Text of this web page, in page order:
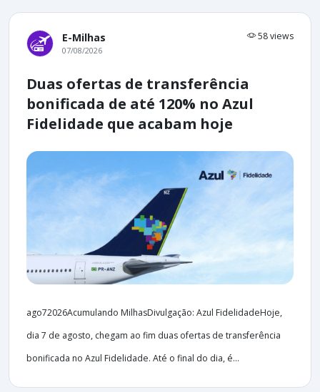
E-Milhas 58 views
07/08/2026
Duas ofertas de transferência
bonificada de até 120% no Azul
Fidelidade que acabam hoje
ago72026Acumulando MilhasDivulgação: Azul FidelidadeHoje,
dia 7 de agosto, chegam ao fim duas ofertas de transferência
bonificada no Azul Fidelidade. Até o final do dia, é...